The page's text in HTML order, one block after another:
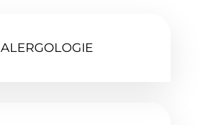
ALERGOLOGIE‎